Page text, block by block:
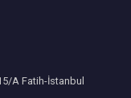
A Fatih-İstanbul